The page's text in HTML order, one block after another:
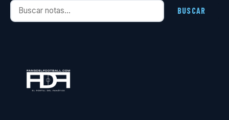
Buscar notas BUSCAR